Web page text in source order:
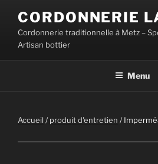
contenu
principal
CORDONNERIE
Cordonnerie traditionnelle à Metz –
Artisan bottier
Menu
Accueil /produit d'entretien /